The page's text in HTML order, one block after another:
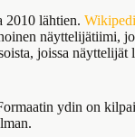
2010 lähtien.
näyttelijätiimi,
joissa näyttelijät
ydin on